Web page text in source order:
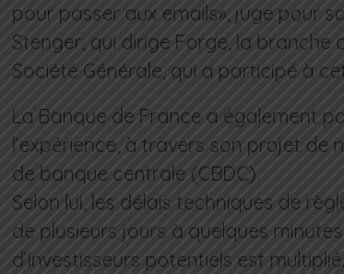
pour passer aux emails», juge pour
Stenger, qui dirige Forge, la branche
Société Générale, qui a participé à
La Banque de France a également
l’expérience, à travers son projet de
de banque centrale (CBDC).
Selon lui, les délais techniques de
de plusieurs jours à quelques
d’investisseurs potentiels est multiplié.